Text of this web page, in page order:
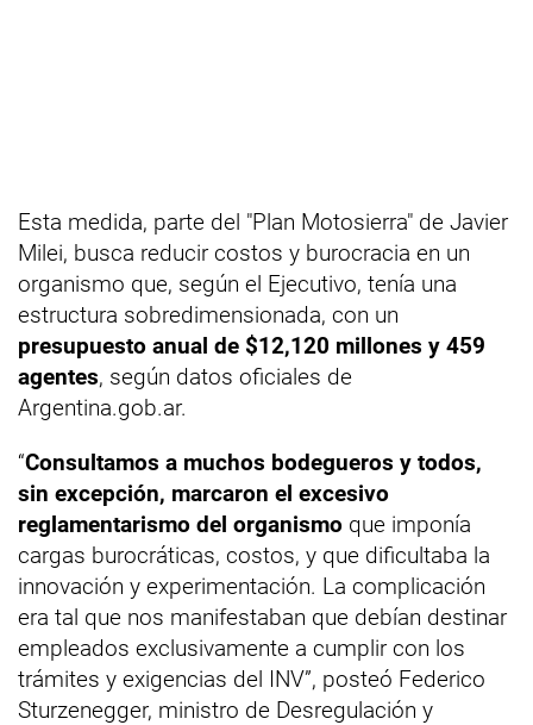
Esta medida, parte del "Plan Motosierra" de Javier
Milei, busca reducir costos y burocracia en un
organismo que, según el Ejecutivo, tenía una
estructura sobredimensionada, con un
presupuesto anual de $12,120 millones y 459
agentes, según datos oficiales de
Argentina.gob.ar.
“Consultamos a muchos bodegueros y todos,
sin excepción, marcaron el excesivo
reglamentarismo del organismo que imponía
cargas burocráticas, costos, y que dificultaba la
innovación y experimentación. La complicación
era tal que nos manifestaban que debían destinar
empleados exclusivamente a cumplir con los
trámites y exigencias del INV”, posteó Federico
Sturzenegger, ministro de Desregulación y